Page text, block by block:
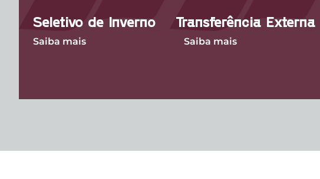
Seletivo de Inverno
Saiba mais
Transferência Externa
Saiba mais